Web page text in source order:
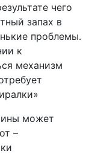
чего
запах в
проблемы.
к
механизм
может
–